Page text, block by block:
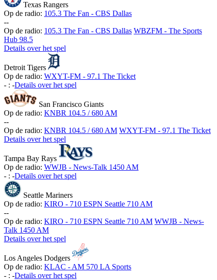
Texas Rangers
Op de radio: 105.3 The Fan - CBS Dallas
--
Op de radio: 105.3 The Fan - CBS Dallas WBZFM - The Sports
Hub 98.5
Details over het spel
Detroit Tigers
Op de radio: WXYT-FM - 97.1 The Ticket
- : -Details over het spel
San Francisco Giants
Op de radio: KNBR 104.5 / 680 AM
--
Op de radio: KNBR 104.5 / 680 AM WXYT-FM - 97.1 The Ticket
Details over het spel
Tampa Bay Rays
Op de radio: WWJB - News-Talk 1450 AM
- : -Details over het spel
Seattle Mariners
Op de radio: KIRO - 710 ESPN Seattle 710 AM
--
Op de radio: KIRO - 710 ESPN Seattle 710 AM WWJB - News-
Talk 1450 AM
Details over het spel
Los Angeles Dodgers
Op de radio: KLAC - AM 570 LA Sports
- : -Details over het spel